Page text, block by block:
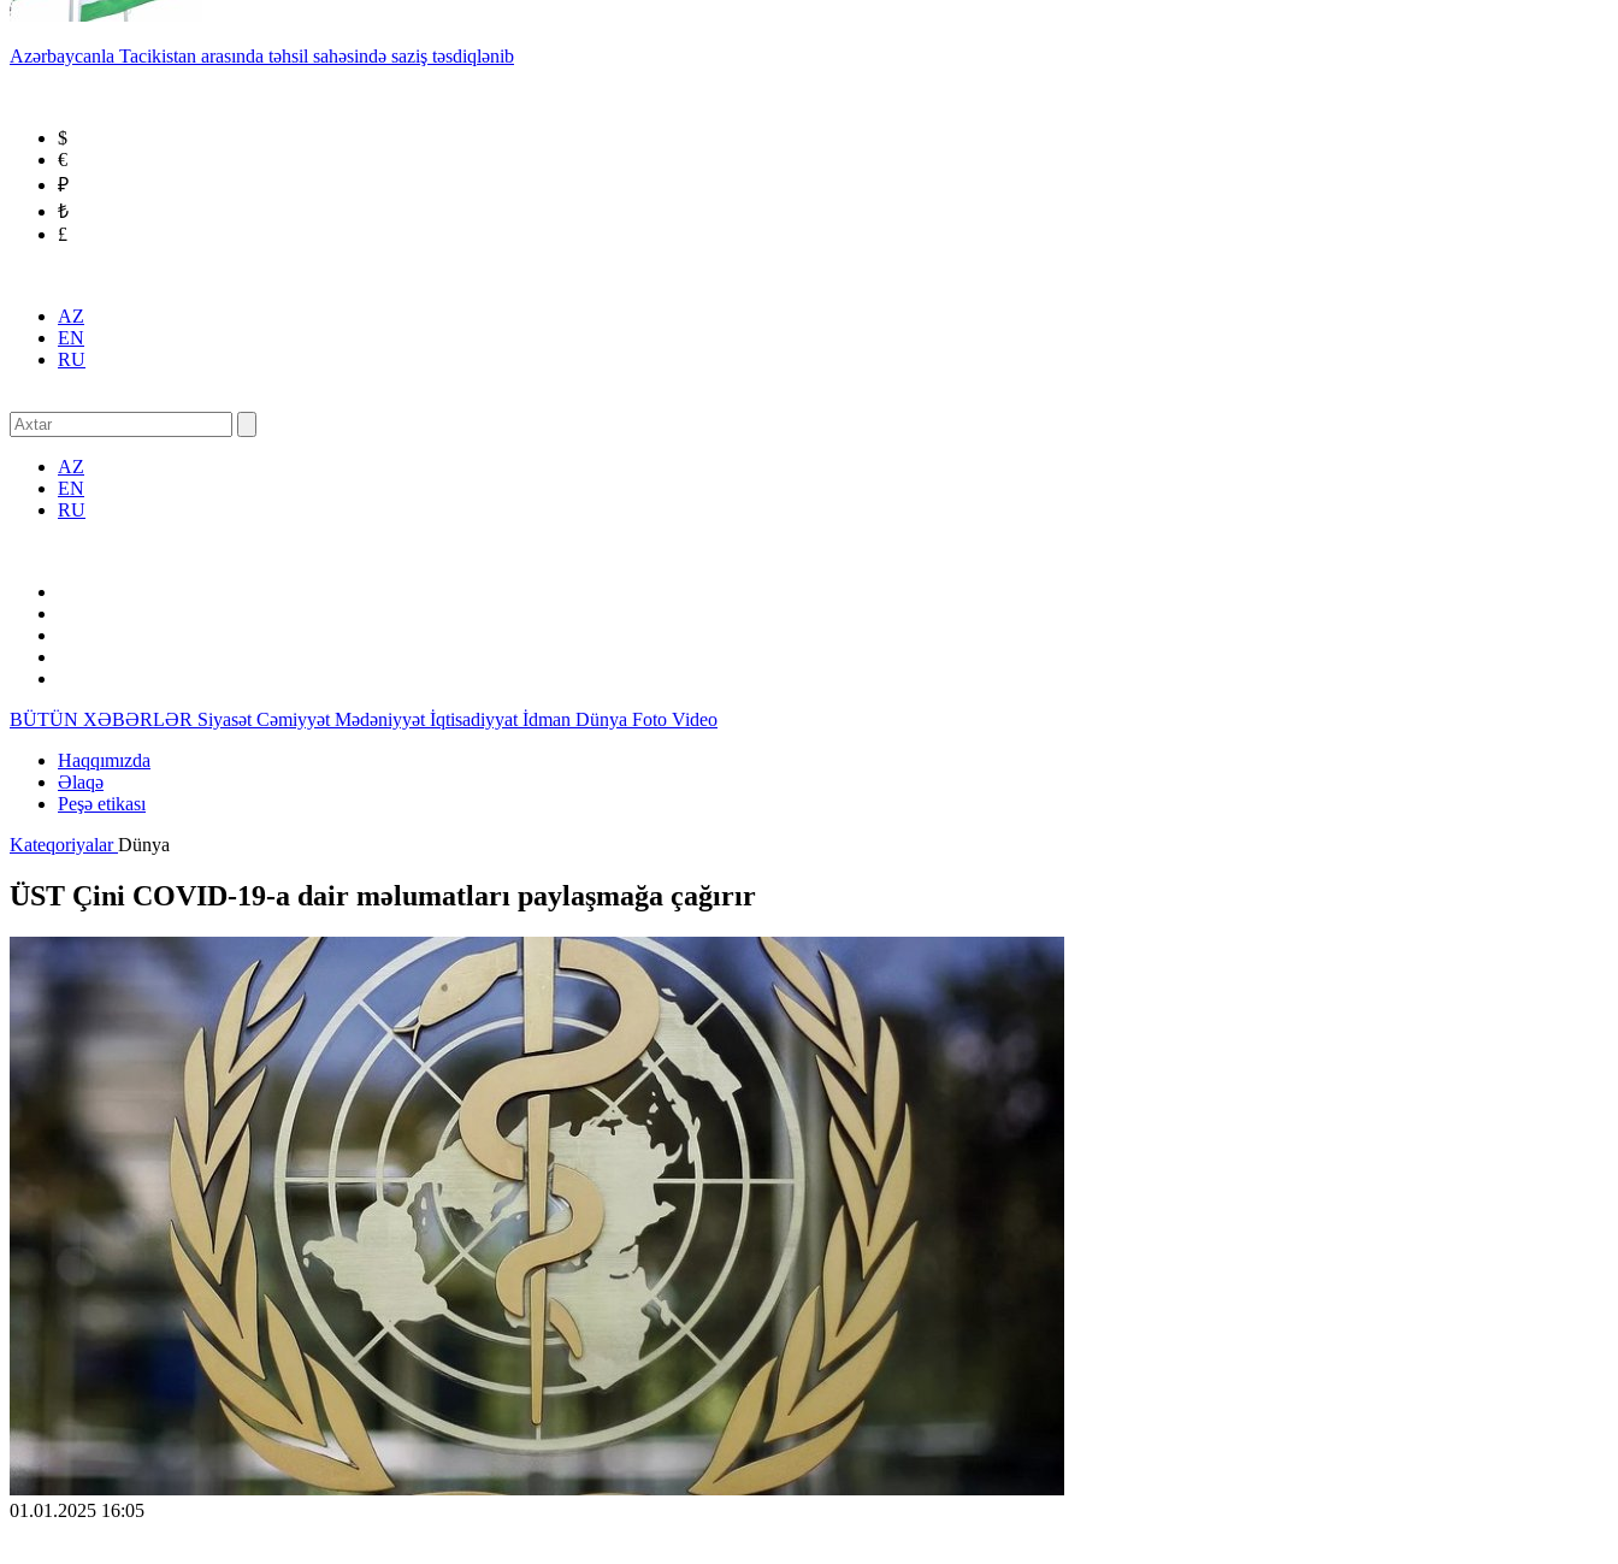
Azərbaycanla Tacikistan arasında təhsil sahəsində saziş təsdiqlənib
$
€
₽
₺
£
AZ
EN
RU
AZ
EN
RU
BÜTÜN XƏBƏRLƏR Siyasət Cəmiyyət Mədəniyyət İqtisadiyyat İdman Dünya Foto Video
Haqqımızda
Əlaqə
Peşə etikası
KateqoriyalarDünya
ÜST Çini COVID-19-a dair məlumatları paylaşmağa çağırır
01.01.2025 16:05